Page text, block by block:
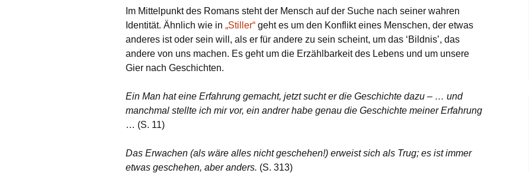
Im Mittelpunkt des Romans steht der Mensch auf der Suche nach seiner wahren
Identität. Ähnlich wie in „Stiller“ geht es um den Konflikt eines Menschen, der etwas
anderes ist oder sein will, als er für andere zu sein scheint, um das ‘Bildnis’, das
andere von uns machen. Es geht um die Erzählbarkeit des Lebens und um unsere
Gier nach Geschichten.
Ein Man hat eine Erfahrung gemacht, jetzt sucht er die Geschichte dazu – … und
manchmal stellte ich mir vor, ein andrer habe genau die Geschichte meiner Erfahrung
… (S. 11)
Das Erwachen (als wäre alles nicht geschehen!) erweist sich als Trug; es ist immer
etwas geschehen, aber anders. (S. 313)